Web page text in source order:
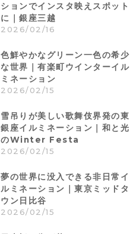
ションでインスタ映えスポット
に｜銀座三越
2026/02/16
色鮮やかなグリーン一色の希少
な世界｜有楽町ウインターイル
ミネーション
2026/02/15
雪吊りが美しい歌舞伎界発の東
銀座イルミネーション｜和と光
のWinter Festa
2026/02/15
夢の世界に没入できる非日常イ
ルミネーション｜東京ミッドタ
ウン日比谷
2026/02/15